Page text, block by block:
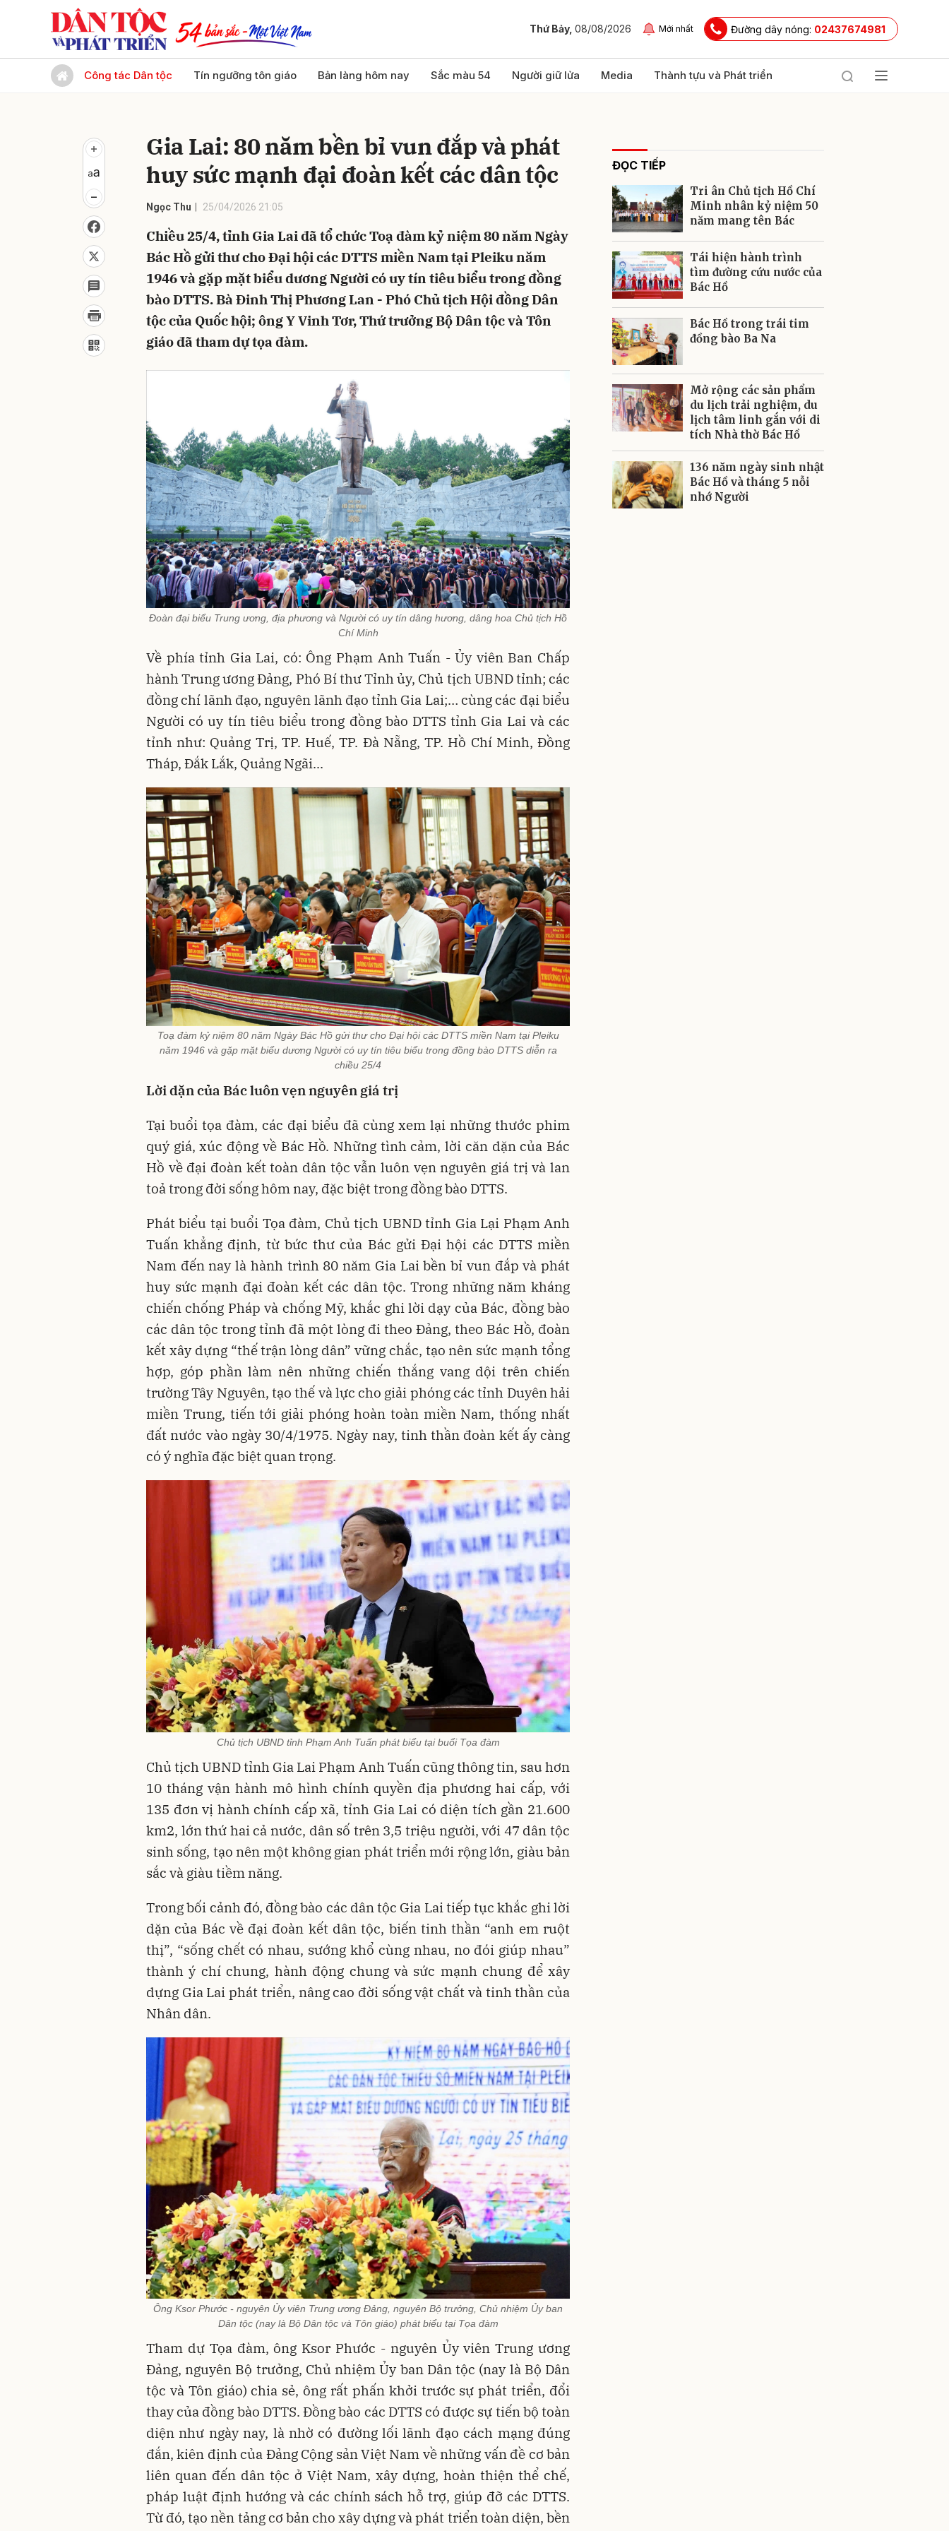
Thứ Bảy, 08/08/2026 Mới nhất Đường dây nóng: 02437674981
Công tác Dân tộc Tín ngưỡng tôn giáo Bản làng hôm nay Sắc màu 54 Người giữ lửa Media Thành tựu và Phát triển
Gia Lai: 80 năm bền bỉ vun đắp và phát
huy sức mạnh đại đoàn kết các dân tộc
Ngọc Thu 25/04/2026 21:05
Chiều 25/4, tỉnh Gia Lai đã tổ chức Toạ đàm kỷ niệm 80 năm Ngày
Bác Hồ gửi thư cho Đại hội các DTTS miền Nam tại Pleiku năm
1946 và gặp mặt biểu dương Người có uy tín tiêu biểu trong đồng
bào DTTS. Bà Đinh Thị Phương Lan - Phó Chủ tịch Hội đồng Dân
tộc của Quốc hội; ông Y Vinh Tơr, Thứ trưởng Bộ Dân tộc và Tôn
giáo đã tham dự tọa đàm.
Đoàn đại biểu Trung ương, địa phương và Người có uy tín dâng hương, dâng hoa Chủ tịch Hồ
Chí Minh
Về phía tỉnh Gia Lai, có: Ông Phạm Anh Tuấn - Ủy viên Ban Chấp
hành Trung ương Đảng, Phó Bí thư Tỉnh ủy, Chủ tịch UBND tỉnh; các
đồng chí lãnh đạo, nguyên lãnh đạo tỉnh Gia Lai;… cùng các đại biểu
Người có uy tín tiêu biểu trong đồng bào DTTS tỉnh Gia Lai và các
tỉnh như: Quảng Trị, TP. Huế, TP. Đà Nẵng, TP. Hồ Chí Minh, Đồng
Tháp, Đắk Lắk, Quảng Ngãi...
Toạ đàm kỷ niệm 80 năm Ngày Bác Hồ gửi thư cho Đại hội các DTTS miền Nam tại Pleiku
năm 1946 và gặp mặt biểu dương Người có uy tín tiêu biểu trong đồng bào DTTS diễn ra
chiều 25/4
Lời dặn của Bác luôn vẹn nguyên giá trị
Tại buổi tọa đàm, các đại biểu đã cùng xem lại những thước phim
quý giá, xúc động về Bác Hồ. Những tình cảm, lời căn dặn của Bác
Hồ về đại đoàn kết toàn dân tộc vẫn luôn vẹn nguyên giá trị và lan
toả trong đời sống hôm nay, đặc biệt trong đồng bào DTTS.
Phát biểu tại buổi Tọa đàm, Chủ tịch UBND tỉnh Gia Lại Phạm Anh
Tuấn khẳng định, từ bức thư của Bác gửi Đại hội các DTTS miền
Nam đến nay là hành trình 80 năm Gia Lai bền bỉ vun đắp và phát
huy sức mạnh đại đoàn kết các dân tộc. Trong những năm kháng
chiến chống Pháp và chống Mỹ, khắc ghi lời dạy của Bác, đồng bào
các dân tộc trong tỉnh đã một lòng đi theo Đảng, theo Bác Hồ, đoàn
kết xây dựng “thế trận lòng dân” vững chắc, tạo nên sức mạnh tổng
hợp, góp phần làm nên những chiến thắng vang dội trên chiến
trường Tây Nguyên, tạo thế và lực cho giải phóng các tỉnh Duyên hải
miền Trung, tiến tới giải phóng hoàn toàn miền Nam, thống nhất
đất nước vào ngày 30/4/1975. Ngày nay, tinh thần đoàn kết ấy càng
có ý nghĩa đặc biệt quan trọng.
Chủ tịch UBND tỉnh Phạm Anh Tuấn phát biểu tại buổi Tọa đàm
Chủ tịch UBND tỉnh Gia Lai Phạm Anh Tuấn cũng thông tin, sau hơn
10 tháng vận hành mô hình chính quyền địa phương hai cấp, với
135 đơn vị hành chính cấp xã, tỉnh Gia Lai có diện tích gần 21.600
km2, lớn thứ hai cả nước, dân số trên 3,5 triệu người, với 47 dân tộc
sinh sống, tạo nên một không gian phát triển mới rộng lớn, giàu bản
sắc và giàu tiềm năng.
Trong bối cảnh đó, đồng bào các dân tộc Gia Lai tiếp tục khắc ghi lời
dặn của Bác về đại đoàn kết dân tộc, biến tinh thần “anh em ruột
thị”, “sống chết có nhau, sướng khổ cùng nhau, no đói giúp nhau”
thành ý chí chung, hành động chung và sức mạnh chung để xây
dựng Gia Lai phát triển, nâng cao đời sống vật chất và tinh thần của
Nhân dân.
Ông Ksor Phước - nguyên Ủy viên Trung ương Đảng, nguyên Bộ trưởng, Chủ nhiệm Ủy ban
Dân tộc (nay là Bộ Dân tộc và Tôn giáo) phát biểu tại Tọa đàm
Tham dự Tọa đàm, ông Ksor Phước - nguyên Ủy viên Trung ương
Đảng, nguyên Bộ trưởng, Chủ nhiệm Ủy ban Dân tộc (nay là Bộ Dân
tộc và Tôn giáo) chia sẻ, ông rất phấn khởi trước sự phát triển, đổi
thay của đồng bào DTTS. Đồng bào các DTTS có được sự tiến bộ toàn
diện như ngày nay, là nhờ có đường lối lãnh đạo cách mạng đúng
đắn, kiên định của Đảng Cộng sản Việt Nam về những vấn đề cơ bản
liên quan đến dân tộc ở Việt Nam, xây dựng, hoàn thiện thể chế,
pháp luật định hướng và các chính sách hỗ trợ, giúp đỡ các DTTS.
Từ đó, tạo nền tảng cơ bản cho xây dựng và phát triển toàn diện, bền
ĐỌC TIẾP
Tri ân Chủ tịch Hồ Chí
Minh nhân kỷ niệm 50
năm mang tên Bác
Tái hiện hành trình
tìm đường cứu nước của
Bác Hồ
Bác Hồ trong trái tim
đồng bào Ba Na
Mở rộng các sản phẩm
du lịch trải nghiệm, du
lịch tâm linh gắn với di
tích Nhà thờ Bác Hồ
136 năm ngày sinh nhật
Bác Hồ và tháng 5 nỗi
nhớ Người
Gửi bình luận
Hủy Gửi